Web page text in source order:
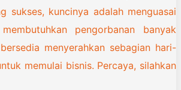
sukses, kuncinya adalah menguasai
pengorbanan banyak
menyerahkan sebagian hari-
memulai bisnis. Percaya, silahkan